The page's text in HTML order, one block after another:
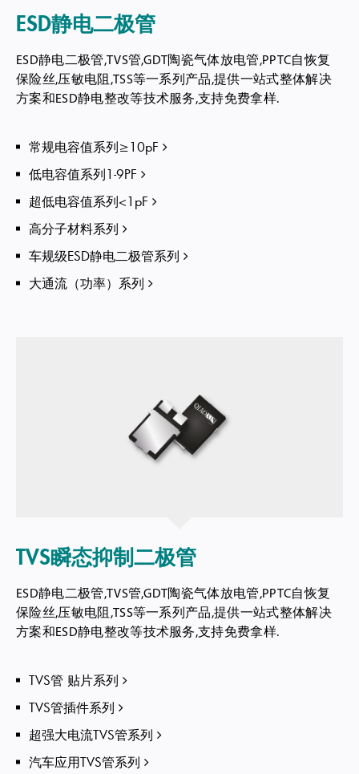
ESD静电二极管
ESD静电二极管,TVS管,GDT陶瓷气体放电管,PPTC自恢复
保险丝,压敏电阻,TSS等一系列产品,提供一站式整体解决
方案和ESD静电整改等技术服务,支持免费拿样.
常规电容值系列≥10pF
低电容值系列1-9PF
超低电容值系列<1pF
高分子材料系列
车规级ESD静电二极管系列
大通流（功率）系列
TVS瞬态抑制二极管
ESD静电二极管,TVS管,GDT陶瓷气体放电管,PPTC自恢复
保险丝,压敏电阻,TSS等一系列产品,提供一站式整体解决
方案和ESD静电整改等技术服务,支持免费拿样.
TVS管 贴片系列
TVS管插件系列
超强大电流TVS管系列
汽车应用TVS管系列